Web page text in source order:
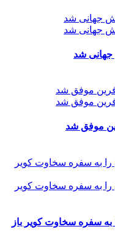
جهانی شد
موفق شد
به سفره سخاوت کویر باز